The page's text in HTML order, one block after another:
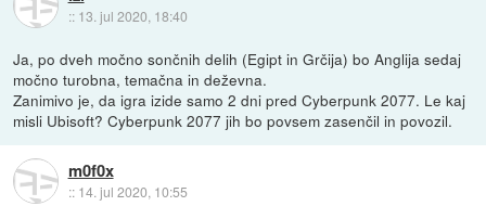
:: 13. jul 2020, 18:40
Ja, po dveh močno sončnih delih (Egipt in Grčija) bo Anglija sedaj
močno turobna, temačna in deževna.
Zanimivo je, da igra izide samo 2 dni pred Cyberpunk 2077. Le kaj
misli Ubisoft? Cyberpunk 2077 jih bo povsem zasenčil in povozil.
m0f0x
:: 14. jul 2020, 10:55